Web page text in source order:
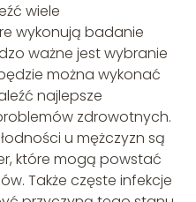
wiele
wykonują badanie
ważne jest wybranie
można wykonać
najlepsze
zdrowotnych.
u mężczyzn są
które mogą powstać
Także częste infekcje